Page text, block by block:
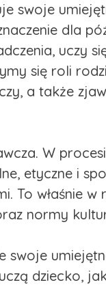
swoje
dla
uczy
się roli
a także
W
etyczne i
To właśnie w
normy
swoje
dziecko,